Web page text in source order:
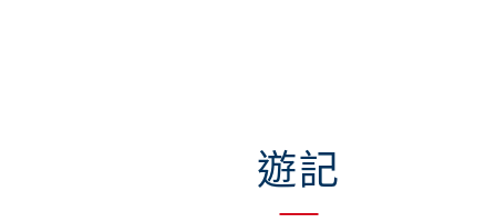
遊記